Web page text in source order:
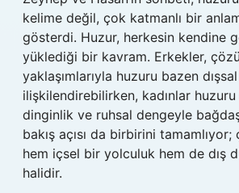
kelime değil, çok katmanlı bir anlam
gösterdi. Huzur, herkesin kendine
yüklediği bir kavram. Erkekler,
yaklaşımlarıyla huzuru bazen
ilişkilendirebilirken, kadınlar
dinginlik ve ruhsal dengeyle
bakış açısı da birbirini tamamlıyor;
hem içsel bir yolculuk hem de dış
halidir.